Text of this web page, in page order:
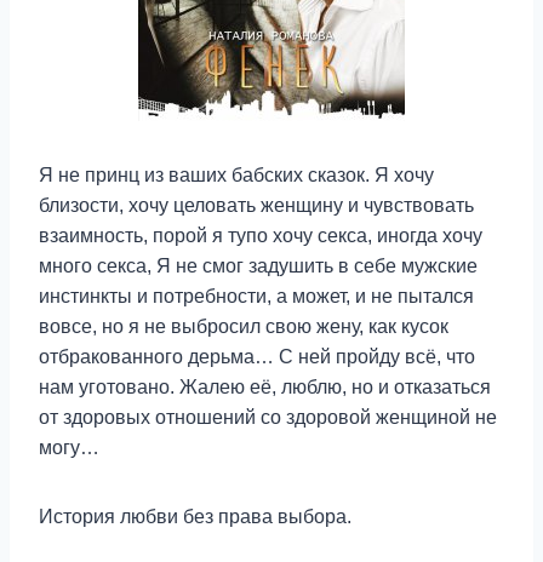
Я не принц из ваших бабских сказок. Я хочу
близости, хочу целовать женщину и чувствовать
взаимность, порой я тупо хочу секса, иногда хочу
много секса, Я не смог задушить в себе мужские
инстинкты и потребности, а может, и не пытался
вовсе, но я не выбросил свою жену, как кусок
отбракованного дерьма… С ней пройду всё, что
нам уготовано. Жалею её, люблю, но и отказаться
от здоровых отношений со здоровой женщиной не
могу…
История любви без права выбора.